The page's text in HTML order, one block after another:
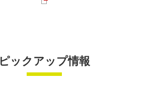
ピックアップ情報